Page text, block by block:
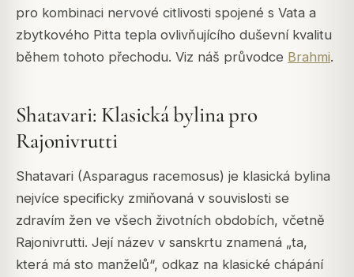
pro kombinaci nervové citlivosti spojené s Vata a
zbytkového Pitta tepla ovlivňujícího duševní kvalitu
během tohoto přechodu. Viz náš průvodce Brahmi.
Shatavari: Klasická bylina pro
Rajonivrutti
Shatavari (Asparagus racemosus) je klasická bylina
nejvíce specificky zmiňovaná v souvislosti se
zdravím žen ve všech životních obdobích, včetně
Rajonivrutti. Její název v sanskrtu znamená „ta,
která má sto manželů“, odkaz na klasické chápání